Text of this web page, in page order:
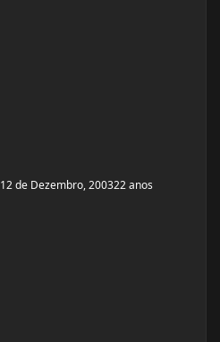
12 de Dezembro, 200322 anos